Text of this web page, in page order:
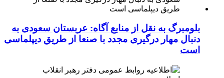
بلومبرگ به نقل از منابع آگاه: عربستان سعودی به
دنبال مهار درگیری مجدد با صنعا از طریق دیپلماسی
است